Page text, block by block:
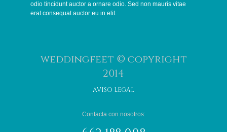
odio tincidunt auctor a ornare odio. Sed non mauris vitae
erat consequat auctor eu in elit.
weddingfeet © copyright
2014
AVISO LEGAL
Contacta con nosotros: